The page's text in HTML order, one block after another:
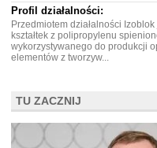
Profil działalności:
Przedmiotem działalności
kształtek z polipropylenu
wykorzystywanego do produkcji
elementów z tworzyw...
TU ZACZNIJ